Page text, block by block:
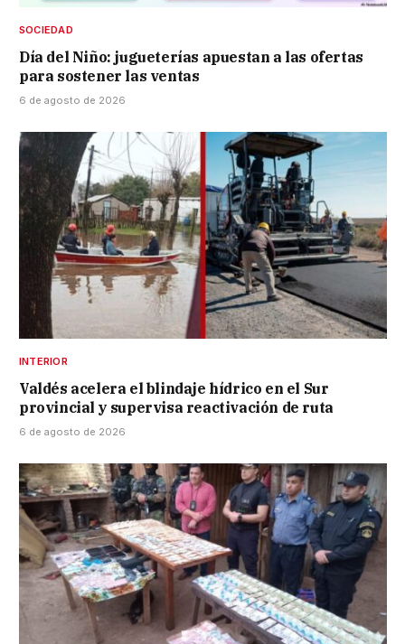
SOCIEDAD
Día del Niño: jugueterías apuestan a las ofertas
para sostener las ventas
6 de agosto de 2026
INTERIOR
Valdés acelera el blindaje hídrico en el Sur
provincial y supervisa reactivación de ruta
6 de agosto de 2026